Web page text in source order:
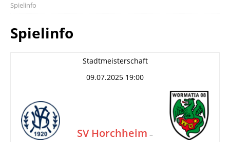
Spielinfo
Spielinfo
Stadtmeisterschaft
09.07.2025 19:00
SV Horchheim –